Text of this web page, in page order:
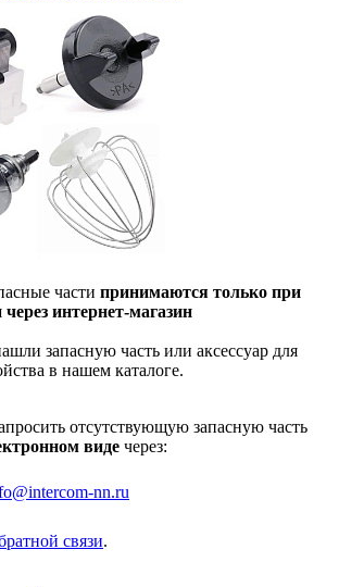
части принимаются только при
интернет-магазин
запасную часть или аксессуар для
в нашем каталоге.
отсутствующую запасную часть
виде через:
nn.ru
связи.